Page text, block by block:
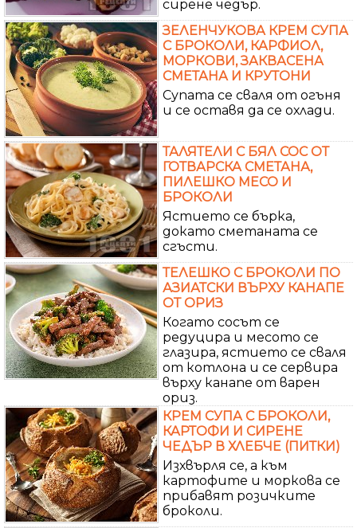
сирене чедър.
ЗЕЛЕНЧУКОВА КРЕМ СУПА
С БРОКОЛИ, КАРФИОЛ,
МОРКОВИ, ЗАКВАСЕНА
СМЕТАНА И КРУТОНИ
Супата се сваля от огъня
и се оставя да се охлади.
ТАЛЯТЕЛИ С БЯЛ СОС ОТ
ГОТВАРСКА СМЕТАНА,
ПИЛЕШКО МЕСО И
БРОКОЛИ
Ястието се бърка,
докато сметаната се
сгъсти.
ТЕЛЕШКО С БРОКОЛИ ПО
АЗИАТСКИ ВЪРХУ КАНАПЕ
ОТ ОРИЗ
Когато сосът се
редуцира и месото се
глазира, ястието се сваля
от котлона и се сервира
върху канапе от варен
ориз.
КРЕМ СУПА С БРОКОЛИ,
КАРТОФИ И СИРЕНЕ
ЧЕДЪР В ХЛЕБЧЕ (ПИТКИ)
Изхвърля се, а към
картофите и моркова се
прибавят розичките
броколи.